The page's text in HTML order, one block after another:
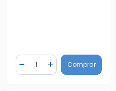
Diminuir Quantidade
Quantidade
Adicionar Quantidade
Comprar